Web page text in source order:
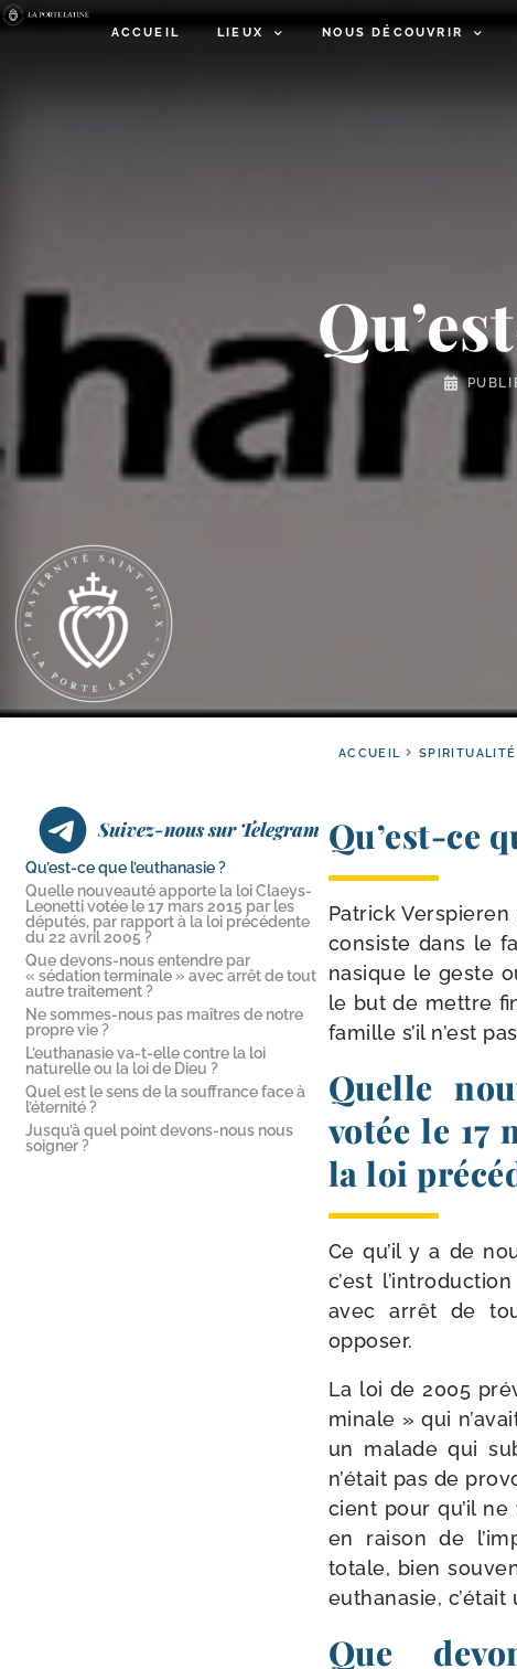
ACCUEIL LIEUX NOUS DÉCOUVRIR
ACCUEIL SPIRITUALITÉ
Suivez-nous sur Telegram
Qu’est-​ce que l’euthanasie ?
Quelle nouveauté apporte la loi Claeys-​
Leonetti votée le 17 mars 2015 par les
députés, par rapport à la loi précédente
du 22 avril 2005 ?
Que devons-​nous entendre par
« sédation terminale » avec arrêt de tout
autre traitement ?
Ne sommes-​nous pas maîtres de notre
propre vie ?
L’euthanasie va-​t-​elle contre la loi
naturelle ou la loi de Dieu ?
Quel est le sens de la souffrance face à
l’éternité ?
Jusqu’à quel point devons-​nous nous
soigner ?
Qu’est-​ce
Patrick
consiste dans le
na­sique le geste
le but de mettre
famille s’il n’est
Quelle
votée le 17
la loi
Ce qu’il y a de
c’est
avec arrêt de
opposer.
La loi de 2005
mi­nale » qui
un malade qui
n’é­tait pas de
cient pour qu’il
en rai­son de
totale, bien
eutha­na­sie,
Que